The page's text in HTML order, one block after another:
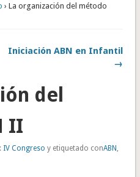
› La organización del método
Iniciación ABN en Infantil
→
del
II
IV Congreso y etiquetado conABN ,